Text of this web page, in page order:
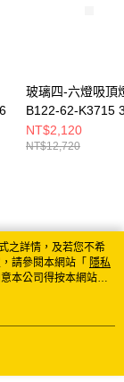
玻璃四-六燈吸頂
B122-62-K3715
NT$2,120
NT$12,720
之詳情，及若您不希
請參閱本網站「 隱私
本公司得按本網站使